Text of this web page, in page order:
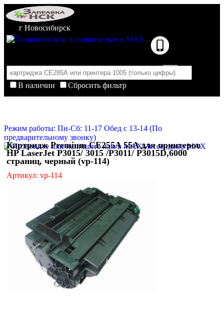
г Новосибирск
В наличии
Сбросить фильтр
Корзина пуста
Режим работы: Пн-Сб: 11-17 Обед с 13-14 (По
предварительному звонку)
Мессенджер MAX
Картридж Premium CE255A 55A для принтеров
HP LaserJet P3015/ 3015 /P3011/ P3015D,6000
страниц, черный (vp-114)
Артикул: vp-114